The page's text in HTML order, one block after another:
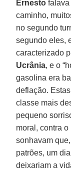
Ernesto falava
caminho,
no segundo
segundo eles,
caracterizado
Ucrânia, e o
gasolina era
deflação.
classe mais
pequeno
moral, contra
sonhavam
patrões, um
deixariam a